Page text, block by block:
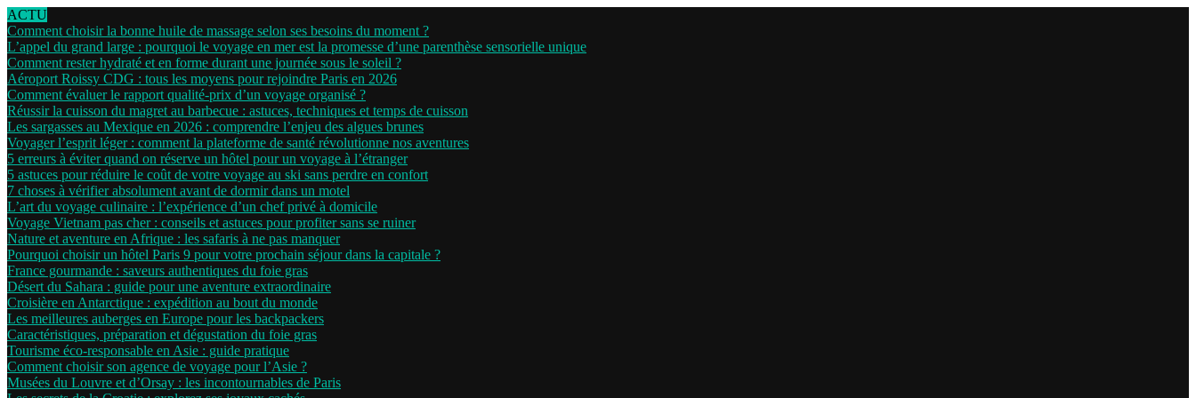
ACTU
Comment choisir la bonne huile de massage selon ses besoins du moment ?
L’appel du grand large : pourquoi le voyage en mer est la promesse d’une parenthèse sensorielle unique
Comment rester hydraté et en forme durant une journée sous le soleil ?
Aéroport Roissy CDG : tous les moyens pour rejoindre Paris en 2026
Comment évaluer le rapport qualité-prix d’un voyage organisé ?
Réussir la cuisson du magret au barbecue : astuces, techniques et temps de cuisson
Les sargasses au Mexique en 2026 : comprendre l’enjeu des algues brunes
Voyager l’esprit léger : comment la plateforme de santé révolutionne nos aventures
5 erreurs à éviter quand on réserve un hôtel pour un voyage à l’étranger
5 astuces pour réduire le coût de votre voyage au ski sans perdre en confort
7 choses à vérifier absolument avant de dormir dans un motel
L’art du voyage culinaire : l’expérience d’un chef privé à domicile
Voyage Vietnam pas cher : conseils et astuces pour profiter sans se ruiner
Nature et aventure en Afrique : les safaris à ne pas manquer
Pourquoi choisir un hôtel Paris 9 pour votre prochain séjour dans la capitale ?
France gourmande : saveurs authentiques du foie gras
Désert du Sahara : guide pour une aventure extraordinaire
Croisière en Antarctique : expédition au bout du monde
Les meilleures auberges en Europe pour les backpackers
Caractéristiques, préparation et dégustation du foie gras
Tourisme éco-responsable en Asie : guide pratique
Comment choisir son agence de voyage pour l’Asie ?
Musées du Louvre et d’Orsay : les incontournables de Paris